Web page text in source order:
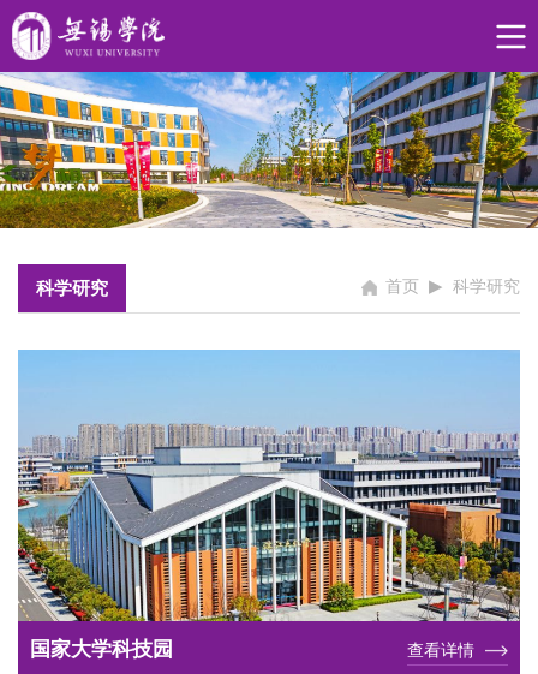
科学研究 首页 ▶ 科学研究
查看详情
国家大学科技园